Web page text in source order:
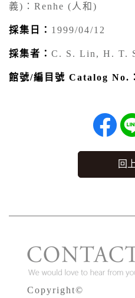
義)：Renhe (人和)
採集日： 1999/04/12
採集者： C. S. Lin, H. T.
館號/編目號 Catalog No.：
回
Copyright©